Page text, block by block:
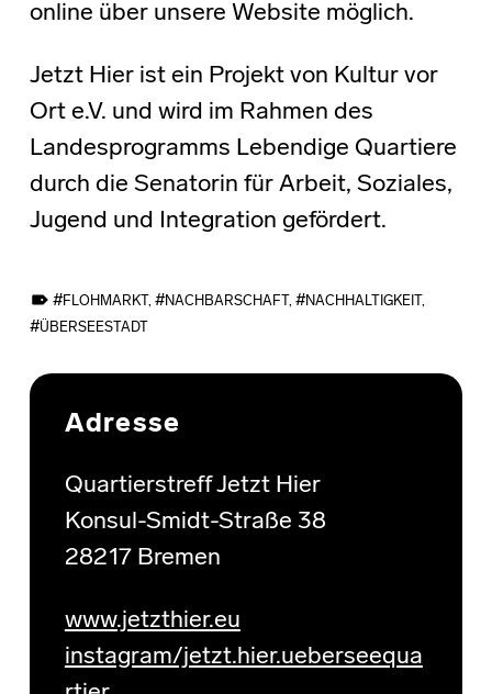
online über unsere Website möglich.
Jetzt Hier ist ein Projekt von Kultur vor
Ort e.V. und wird im Rahmen des
Landesprogramms Lebendige Quartiere
durch die Senatorin für Arbeit, Soziales,
Jugend und Integration gefördert.
FLOHMARKT , NACHBARSCHAFT , NACHHALTIGKEIT ,
ÜBERSEESTADT
Skip back to main navigation
Adresse
Quartierstreff Jetzt Hier
Konsul-Smidt-Straße 38
28217 Bremen
www.jetzthier.eu
instagram/jetzt.hier.ueberseequa